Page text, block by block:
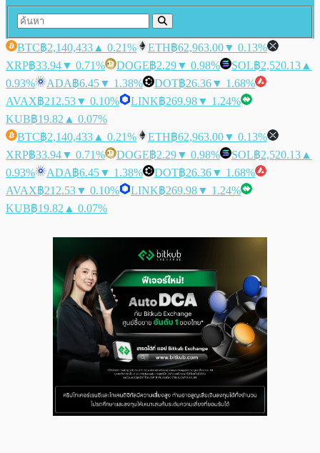
BTC฿2,140,433 ▲ 0.21% ETH฿62,963.00▼ 0.13%
XRP฿33.94▼ 0.71% DOGE฿2.29▼ 0.98% SOL฿2,520.13 ▲
0.93%
ADA฿6.45▼ 1.38% DOT฿26.36▼ 1.68%
AVAX฿212.53▼ 0.10% LINK฿269.98▼ 1.24%
KUB฿19.82 ▲ 0.07%
BTC฿2,140,433 ▲ 0.21% ETH฿62,963.00▼ 0.13%
XRP฿33.94▼ 0.71% DOGE฿2.29▼ 0.98% SOL฿2,520.13 ▲
0.93%
ADA฿6.45▼ 1.38% DOT฿26.36▼ 1.68%
AVAX฿212.53▼ 0.10% LINK฿269.98▼ 1.24%
KUB฿19.82 ▲ 0.07%